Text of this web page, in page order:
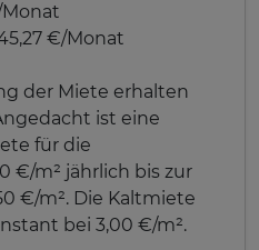
Monat
€/Monat
der Miete erhalten
ist eine
für die
€/m² jährlich bis zur
€/m². Die Kaltmiete
bei 3,00 €/m².